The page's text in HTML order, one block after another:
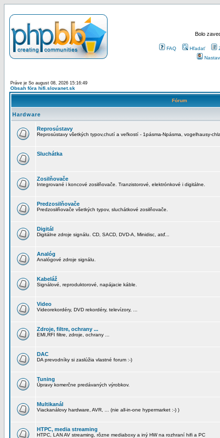
Bolo
FAQ Hľadať
Práve je So august 08, 2026 15:16:49
Obsah fóra hifi.slovanet.sk
Fórum
Hardware
Reprosústavy
Reprosústavy všetkých typov,chutí a veľkostí - 1pásma-Npásma, vogelhausy-
Sluchátka
Zosilňovače
Integrované i koncové zosilňovače. Tranzistorové, elektrónkové i digitálne.
Predzosilňovače
Predzosilňovače všetkých typov, sluchátkové zosilňovače.
Digitál
Digitálne zdroje signálu. CD, SACD, DVD-A, Minidisc, atď...
Analóg
Analógové zdroje signálu.
Kabeláž
Signálové, reproduktorové, napájacie káble.
Video
Videorekordéry, DVD rekordéry, televízory, ...
Zdroje, filtre, ochrany ...
EMI,RFI filtre, zdroje, ochrany ...
DAC
DA prevodníky si zaslúžia vlastné forum :-)
Tuning
Úpravy komerčne predávaných výrobkov.
Multikanál
Viackanálovy hardware, AVR, ... (nie all-in-one hypermarket :-) )
HTPC, media streaming
HTPC, LAN AV streaming, rôzne mediaboxy a iný HW na rozhraní hifi a PC